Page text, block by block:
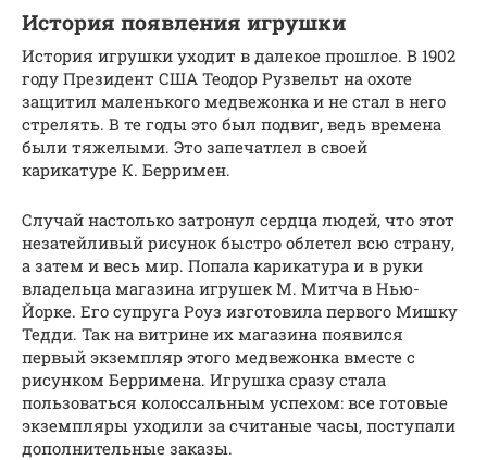
История появления игрушки
История игрушки уходит в далекое прошлое. В 1902
году Президент США Теодор Рузвельт на охоте
защитил маленького медвежонка и не стал в него
стрелять. В те годы это был подвиг, ведь времена
были тяжелыми. Это запечатлел в своей
карикатуре К. Берримен.
Случай настолько затронул сердца людей, что этот
незатейливый рисунок быстро облетел всю страну,
а затем и весь мир. Попала карикатура и в руки
владельца магазина игрушек М. Митча в Нью-
Йорке. Его супруга Роуз изготовила первого Мишку
Тедди. Так на витрине их магазина появился
первый экземпляр этого медвежонка вместе с
рисунком Берримена. Игрушка сразу стала
пользоваться колоссальным успехом: все готовые
экземпляры уходили за считаные часы, поступали
дополнительные заказы.